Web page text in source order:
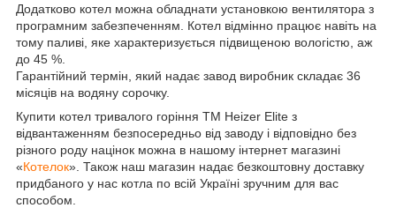
Додатково котел можна обладнати установкою вентилятора з
програмним забезпеченням. Котел відмінно працює навіть на
тому паливі, яке характеризується підвищеною вологістю, аж
до 45 %.
Гарантійний термін, який надає завод виробник складає 36
місяців на водяну сорочку.
Купити котел тривалого горіння ТМ Heizer Elite з
відвантаженням безпосередньо від заводу і відповідно без
різного роду націнок можна в нашому інтернет магазині
«Котелок». Також наш магазин надає безкоштовну доставку
придбаного у нас котла по всій Україні зручним для вас
способом.